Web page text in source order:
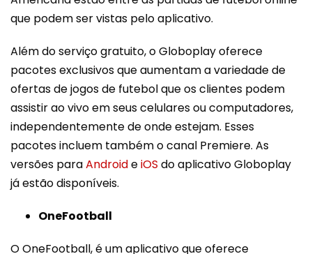
que podem ser vistas pelo aplicativo.
Além do serviço gratuito, o Globoplay oferece
pacotes exclusivos que aumentam a variedade de
ofertas de jogos de futebol que os clientes podem
assistir ao vivo em seus celulares ou computadores,
independentemente de onde estejam. Esses
pacotes incluem também o canal Premiere. As
versões paraAndroideiOS do aplicativo Globoplay
já estão disponíveis.
OneFootball
O OneFootball, é um aplicativo que oferece